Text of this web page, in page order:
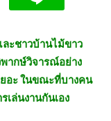
ะชาวบ้านไม้ขาว
ากษ์วิจารณ์อย่าง
ยอะ ในขณะที่บางคน
เล่นงานกันเอง